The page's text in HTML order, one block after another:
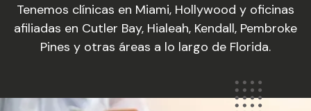
Tenemos clínicas en Miami, Hollywood y oficinas
afiliadas en Cutler Bay, Hialeah, Kendall, Pembroke
Pines y otras áreas a lo largo de Florida.